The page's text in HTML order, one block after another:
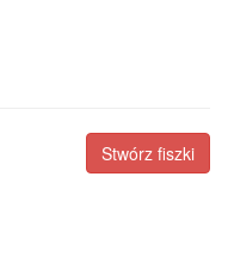
Stwórz fiszki